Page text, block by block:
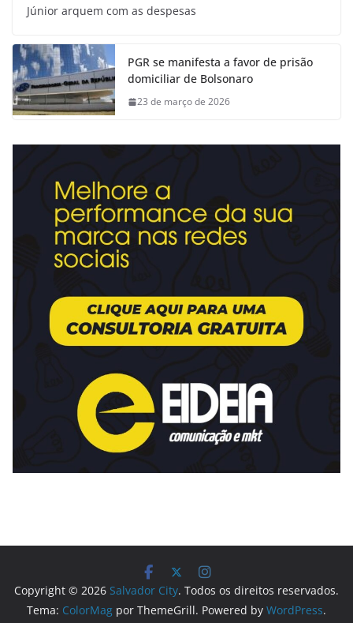
Júnior arquem com as despesas
PGR se manifesta a favor de prisão
domiciliar de Bolsonaro
23 de março de 2026
Copyright © 2026 Salvador City. Todos os direitos reservados.
Tema: ColorMag por ThemeGrill. Powered by WordPress.